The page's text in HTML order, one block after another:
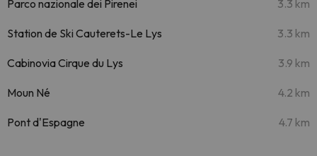
Parco nazionale dei Pirenei 3.3 km
Station de Ski Cauterets-Le Lys 3.3 km
Cabinovia Cirque du Lys 3.9 km
Moun Né 4.2 km
Pont d'Espagne 4.7 km